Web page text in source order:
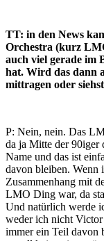
TT: in den News
Orchestra (kurz
auch viel gerade im
hat. Wird das dann
mittragen oder
P: Nein, nein. Das
da ja Mitte der 90iger
Name und das ist
davon bleiben. Wenn
Zusammenhang mit
LMO Ding war, da
Und natürlich werde
weder ich nicht Victor
immer ein Teil davon